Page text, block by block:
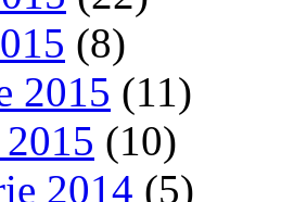
(8)
2015 (11)
(10)
2014 (5)